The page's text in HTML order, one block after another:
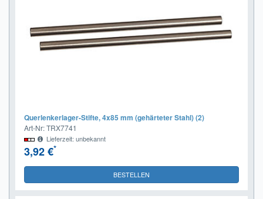
Querlenkerlager-Stifte, 4x85 mm (gehärteter Stahl) (2)
Art-Nr: TRX7741
Lieferzeit: unbekannt
3,92 €*
BESTELLEN